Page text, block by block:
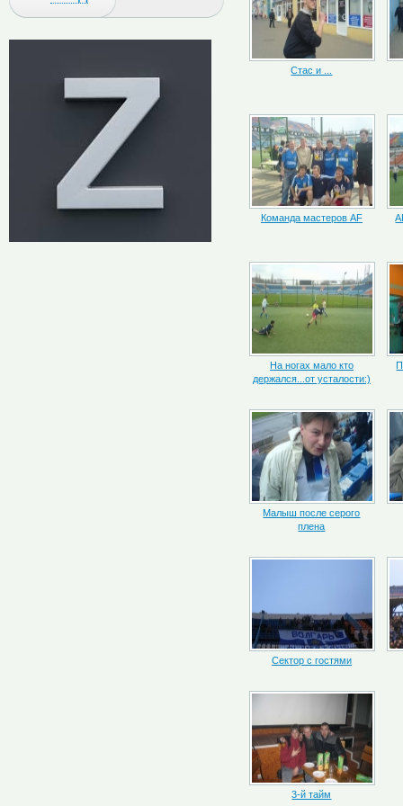
Стас и ...
Команда мастеров AF
На ногах мало кто
держался...от усталости:)
Малыш после серого
плена
Сектор с гостями
3-й тайм